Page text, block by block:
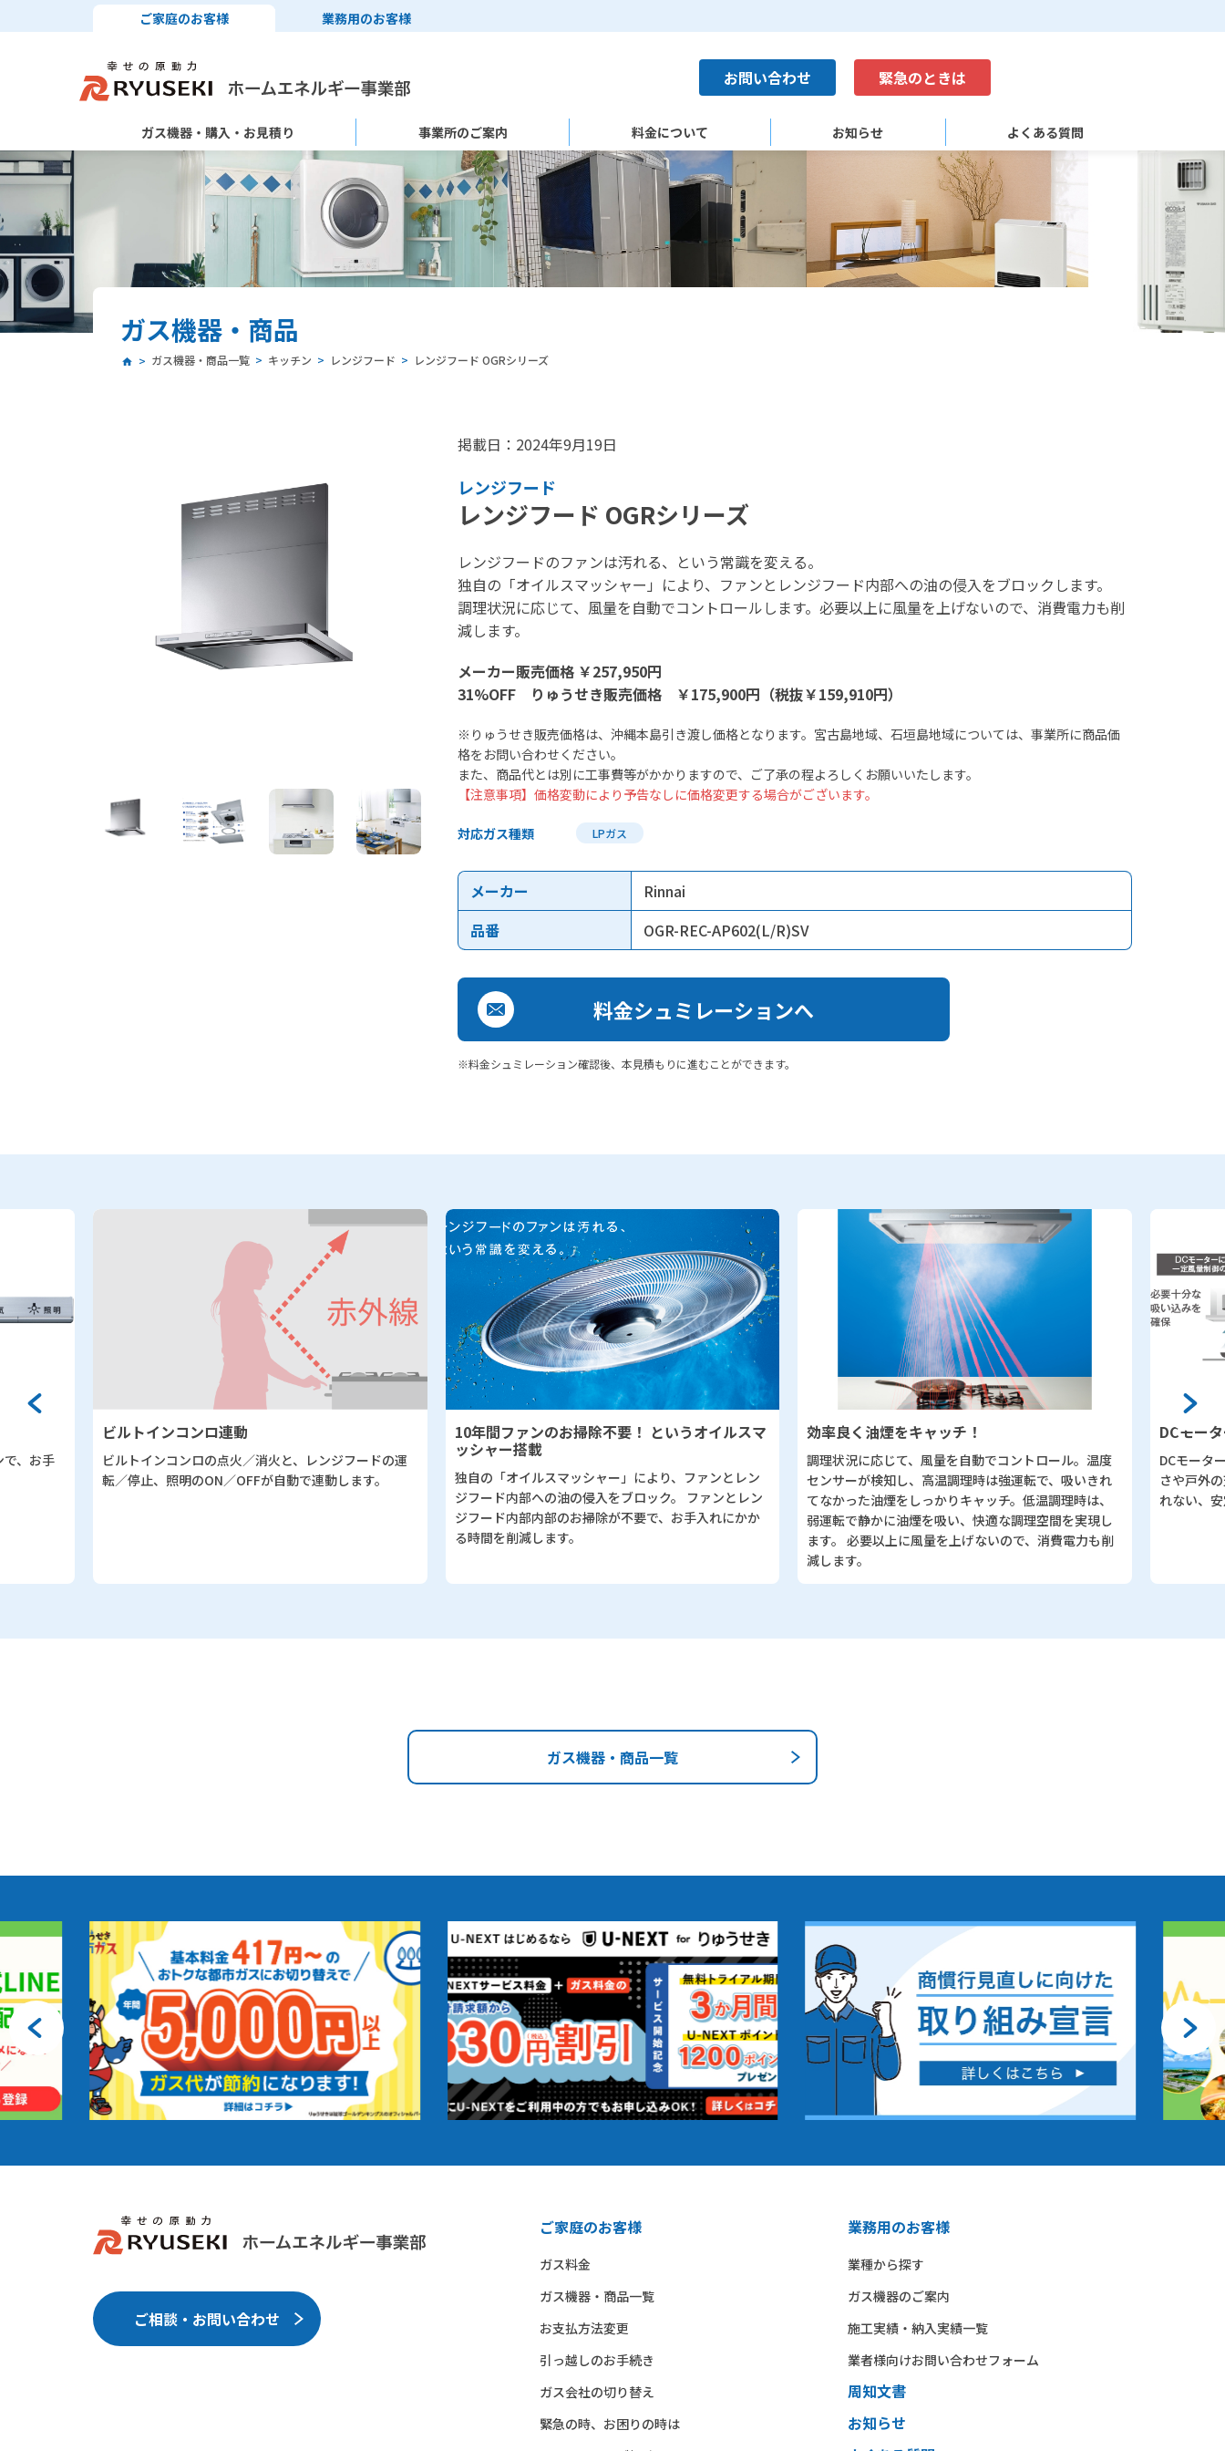
ご家庭のお客様 業務用のお客様
お問い合わせ 緊急のときは
ガス機器・購入・お見積り 事業所のご案内 料金について お知らせ よくある質問
ガス機器・商品
ガス機器・商品一覧 キッチン レンジフード レンジフード OGRシリーズ
掲載日：2024年9月19日
レンジフード
レンジフード OGRシリーズ
レンジフードのファンは汚れる、という常識を変える。
独自の「オイルスマッシャー」により、ファンとレンジフード内部への油の侵入をブロックします。
調理状況に応じて、風量を自動でコントロールします。必要以上に風量を上げないので、消費電力も削
減します。
メーカー販売価格 ￥257,950円
31%OFF りゅうせき販売価格 ￥175,900円（税抜￥159,910円）
※りゅうせき販売価格は、沖縄本島引き渡し価格となります。宮古島地域、石垣島地域については、事業所に商品価
格をお問い合わせください。
また、商品代とは別に工事費等がかかりますので、ご了承の程よろしくお願いいたします。
【注意事項】価格変動により予告なしに価格変更する場合がございます。
対応ガス種類 LPガス
メーカー
Rinnai
品番
OGR-REC-AP602(L/R)SV
料金シュミレーションへ
※料金シュミレーション確認後、本見積もりに進むことができます。
お手
ビルトインコンロ連動
ビルトインコンロの点火／消火と、レンジフードの運
転／停止、照明のON／OFFが自動で連動します。
10年間ファンのお掃除不要！ というオイルスマ
ッシャー搭載
独自の「オイルスマッシャー」により、ファンとレン
ジフード内部への油の侵入をブロック。 ファンとレン
ジフード内部内部のお掃除が不要で、お手入れにかか
る時間を削減します。
効率良く油煙をキャッチ！
調理状況に応じて、風量を自動でコントロール。温度
センサーが検知し、高温調理時は強運転で、吸いきれ
てなかった油煙をしっかりキャッチ。低温調理時は、
弱運転で静かに油煙を吸い、快適な調理空間を実現し
ます。 必要以上に風量を上げないので、消費電力も削
減します。
DCモータ
DCモーター
さや戸外の天
れない、安定
ガス機器・商品一覧
ご相談・お問い合わせ
ご家庭のお客様
ガス料金
ガス機器・商品一覧
お支払方法変更
引っ越しのお手続き
ガス会社の切り替え
緊急の時、お困りの時は
業務用のお客様
業種から​探す​
ガス機器の​ご案内​
施工実績・納入実績一覧
業者様向けお問い合わせフォーム
周知文書
お知らせ